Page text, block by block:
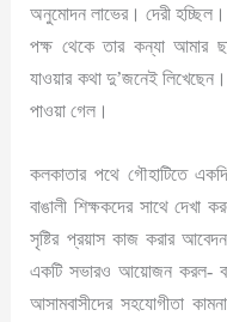
অনুমোদন লাভের। দেরী
পক্ষ থেকে তার কন্যা আমার
যাওয়ার কথা দু’জনেই
পাওয়া গেল।
কলকাতার পথে গৌহাটিতে
বাঙালী শিক্ষকদের সাথে দেখা
সৃষ্টির প্রয়াস কাজ করার
একটি সভারও আয়োজন করল-
আসামবাসীদের সহযোগীতা